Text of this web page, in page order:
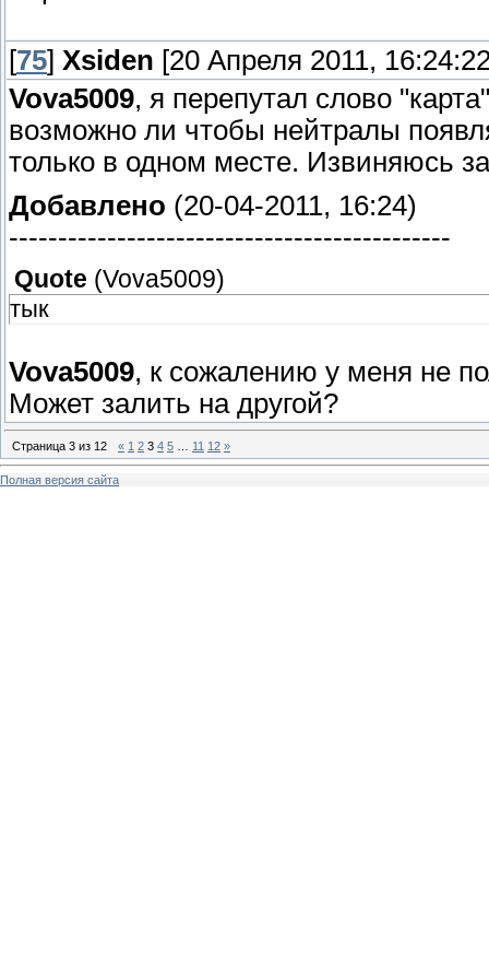
[75] Xsiden [20 Апреля 2011,
Vova5009, я перепутал слово
возможно ли чтобы нейтралы
только в одном месте. Извиняюсь
Добавлено (20-04-2011, 16:24)
---------------------------------------------
Quote (Vova5009)
тык
Vova5009, к сожалению у меня не
Может залить на другой?
Страница 3 из 12 « 1 2 3 4 5 11 12 »
Полная версия сайта